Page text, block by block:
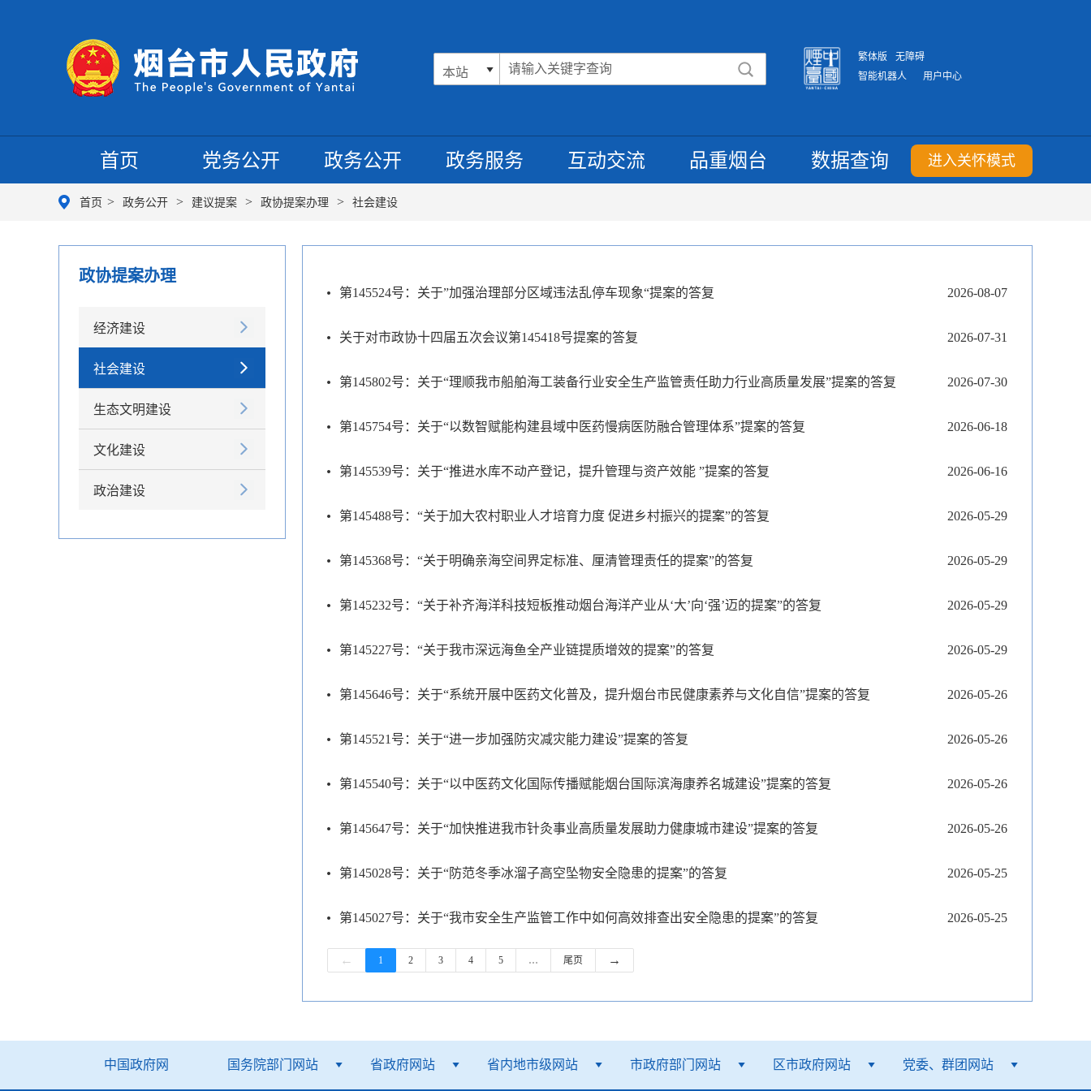
繁体版
无障碍
智能机器人
用户中心
首页 党务公开 政务公开 政务服务 互动交流 品重烟台 数据查询 进入关怀模式
首页 > 政务公开 > 建议提案 > 政协提案办理 > 社会建设
政协提案办理
经济建设
社会建设
生态文明建设
文化建设
政治建设
第145524号：关于”加强治理部分区域违法乱停车现象“提案的答复 2026-08-07
关于对市政协十四届五次会议第145418号提案的答复 2026-07-31
第145802号：关于“理顺我市船舶海工装备行业安全生产监管责任助力行业高质量发展”提案的答复 2026-07-30
第145754号：关于“以数智赋能构建县域中医药慢病医防融合管理体系”提案的答复 2026-06-18
第145539号：关于“推进水库不动产登记，提升管理与资产效能 ”提案的答复 2026-06-16
第145488号：“关于加大农村职业人才培育力度 促进乡村振兴的提案”的答复 2026-05-29
第145368号：“关于明确亲海空间界定标准、厘清管理责任的提案”的答复 2026-05-29
第145232号：“关于补齐海洋科技短板推动烟台海洋产业从‘大’向‘强’迈的提案”的答复 2026-05-29
第145227号：“关于我市深远海鱼全产业链提质增效的提案”的答复 2026-05-29
第145646号：关于“系统开展中医药文化普及，提升烟台市民健康素养与文化自信”提案的答复 2026-05-26
第145521号：关于“进一步加强防灾减灾能力建设”提案的答复 2026-05-26
第145540号：关于“以中医药文化国际传播赋能烟台国际滨海康养名城建设”提案的答复 2026-05-26
第145647号：关于“加快推进我市针灸事业高质量发展助力健康城市建设”提案的答复 2026-05-26
第145028号：关于“防范冬季冰溜子高空坠物安全隐患的提案”的答复 2026-05-25
第145027号：关于“我市安全生产监管工作中如何高效排查出安全隐患的提案”的答复 2026-05-25
← 1 2 3 4 5 … 尾页 →
中国政府网 国务院部门网站 省政府网站 省内地市级网站 市政府部门网站 区市政府网站 党委、群团网站